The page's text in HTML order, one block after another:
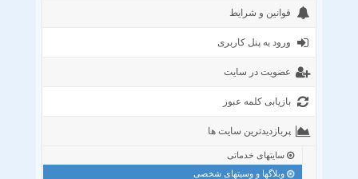
قوانین و شرایط
ورود به پنل کاربری
عضویت در سایت
بازیابی کلمه عبور
پربازدیدترین سایت ها
سایتهای خدماتی
وبلاگها و وسیتهای شخصی